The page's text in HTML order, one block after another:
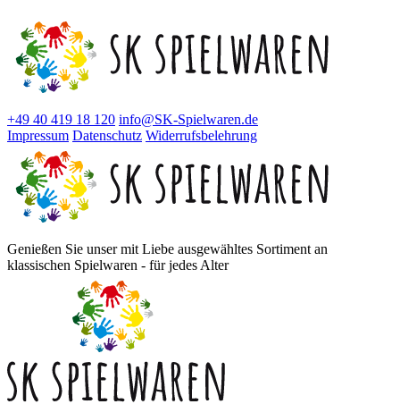
+49 40 419 18 120 info@SK-Spielwaren.de
Impressum Datenschutz Widerrufsbelehrung
Genießen Sie unser mit Liebe ausgewähltes Sortiment an
klassischen Spielwaren - für jedes Alter